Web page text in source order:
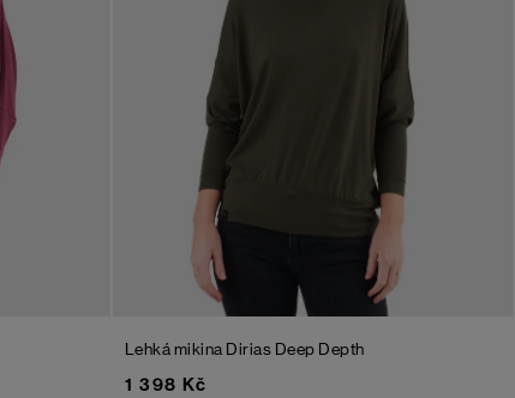
Lehká mikina Dirias Deep Depth
1 398 Kč